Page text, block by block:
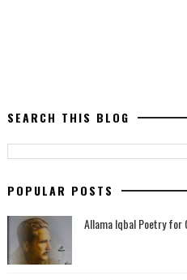
SEARCH THIS BLOG
POPULAR POSTS
Allama Iqbal Poetry for